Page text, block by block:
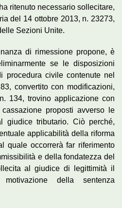
ritenuto necessario sollecitare,
del 14 ottobre 2013, n. 23273,
Sezioni Unite.
di rimessione propone, è
se le disposizioni
procedura civile contenute nel
convertito con modificazioni,
134, trovino applicazione con
proposti avverso le
giudice tributario. Ciò perché,
applicabilità della riforma
quale occorrerà far riferimento
e della fondatezza del
al giudice di legittimità il
della sentenza